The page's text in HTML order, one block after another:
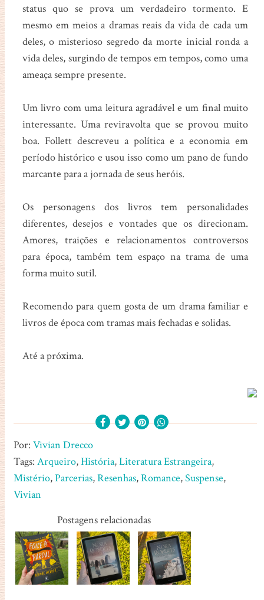
status quo se prova um verdadeiro tormento. E
mesmo em meios a dramas reais da vida de cada um
deles, o misterioso segredo da morte inicial ronda a
vida deles, surgindo de tempos em tempos, como uma
ameaça sempre presente.
Um livro com uma leitura agradável e um final muito
interessante. Uma reviravolta que se provou muito
boa. Follett descreveu a política e a economia em
período histórico e usou isso como um pano de fundo
marcante para a jornada de seus heróis.
Os personagens dos livros tem personalidades
diferentes, desejos e vontades que os direcionam.
Amores, traições e relacionamentos controversos
para época, também tem espaço na trama de uma
forma muito sutil.
Recomendo para quem gosta de um drama familiar e
livros de época com tramas mais fechadas e solidas.
Até a próxima.
Por: Vivian Drecco
Tags: Arqueiro,História,Literatura Estrangeira,
Mistério,Parcerias,Resenhas,Romance,Suspense,
Vivian
Postagens relacionadas